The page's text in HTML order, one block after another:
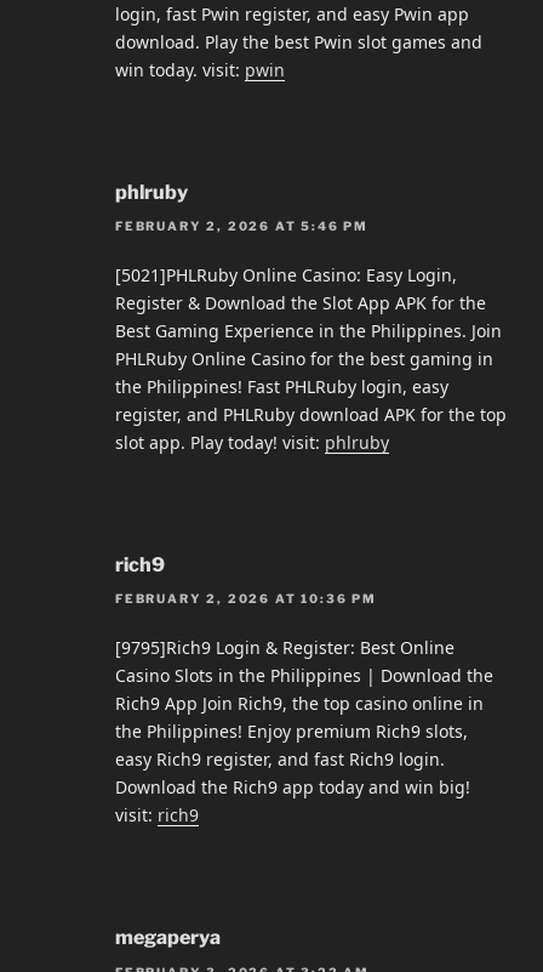
login, fast Pwin register, and easy Pwin app
download. Play the best Pwin slot games and
win today. visit: pwin
phlruby
FEBRUARY 2, 2026 AT 5:46 PM
[5021]PHLRuby Online Casino: Easy Login,
Register & Download the Slot App APK for the
Best Gaming Experience in the Philippines. Join
PHLRuby Online Casino for the best gaming in
the Philippines! Fast PHLRuby login, easy
register, and PHLRuby download APK for the top
slot app. Play today! visit: phlruby
rich9
FEBRUARY 2, 2026 AT 10:36 PM
[9795]Rich9 Login & Register: Best Online
Casino Slots in the Philippines | Download the
Rich9 App Join Rich9, the top casino online in
the Philippines! Enjoy premium Rich9 slots,
easy Rich9 register, and fast Rich9 login.
Download the Rich9 app today and win big!
visit: rich9
megaperya